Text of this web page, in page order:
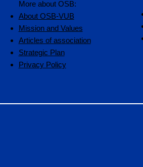
More about OSB:
About OSB-VUB
Mission and Values
Articles of association
Strategic Plan
Privacy Policy